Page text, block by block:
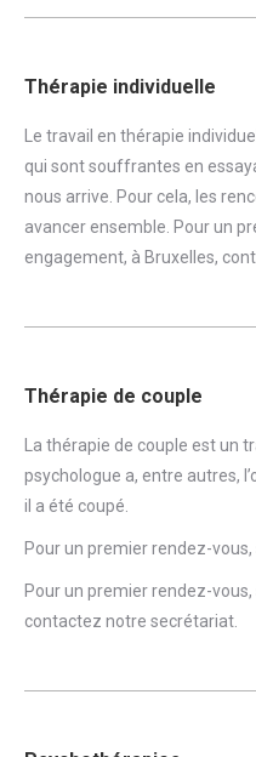
Thérapie individuelle
Le travail en thérapie
qui sont souffrantes en
nous arrive. Pour cela, les
avancer ensemble. Pour un
engagement, à Bruxelles,
Thérapie de couple
La thérapie de couple est un
psychologue a, entre autres,
il a été coupé.
Pour un premier rendez-
Pour un premier rendez-
contactez notre secrétariat